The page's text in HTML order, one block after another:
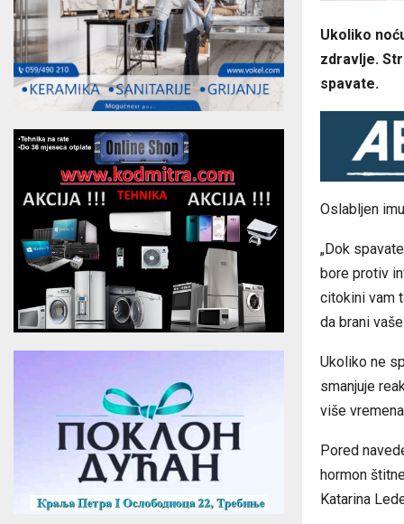
Ukoliko
zdravlje.
spavate.
Oslabljen
„Dok
bore protiv
citokini vam
da brani
Ukoliko ne
smanjuje
više
Pored
hormon
Katarina